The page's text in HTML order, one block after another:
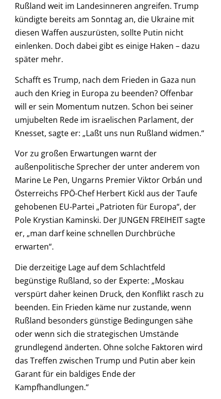
Rußland weit im Landesinneren angreifen. Trump
kündigte bereits am Sonntag an, die Ukraine mit
diesen Waffen auszurüsten, sollte Putin nicht
einlenken. Doch dabei gibt es einige Haken – dazu
später mehr.
Schafft es Trump, nach dem Frieden in Gaza nun
auch den Krieg in Europa zu beenden? Offenbar
will er sein Momentum nutzen. Schon bei seiner
umjubelten Rede im israelischen Parlament, der
Knesset, sagte er: „Laßt uns nun Rußland widmen.“
Vor zu großen Erwartungen warnt der
außenpolitische Sprecher der unter anderem von
Marine Le Pen, Ungarns Premier Viktor Orbán und
Österreichs FPÖ-Chef Herbert Kickl aus der Taufe
gehobenen EU-Partei „Patrioten für Europa“, der
Pole Krystian Kaminski. Der JUNGEN FREIHEIT sagte
er, „man darf keine schnellen Durchbrüche
erwarten“.
Die derzeitige Lage auf dem Schlachtfeld
begünstige Rußland, so der Experte: „Moskau
verspürt daher keinen Druck, den Konflikt rasch zu
beenden. Ein Frieden käme nur zustande, wenn
Rußland besonders günstige Bedingungen sähe
oder wenn sich die strategischen Umstände
grundlegend änderten. Ohne solche Faktoren wird
das Treffen zwischen Trump und Putin aber kein
Garant für ein baldiges Ende der
Kampfhandlungen.“